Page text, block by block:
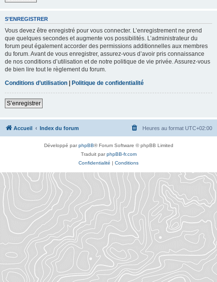
S’ENREGISTRER
Vous devez être enregistré pour vous connecter. L’enregistrement ne prend
que quelques secondes et augmente vos possibilités. L’administrateur du
forum peut également accorder des permissions additionnelles aux membres
du forum. Avant de vous enregistrer, assurez-vous d’avoir pris connaissance
de nos conditions d’utilisation et de notre politique de vie privée. Assurez-vous
de bien lire tout le règlement du forum.
Conditions d’utilisation | Politique de confidentialité
S’enregistrer
Accueil Index du forum Heures au format UTC+02:00
Développé parphpBB® Forum Software © phpBB Limited
Traduit parphpBB-fr.com
Confidentialité | Conditions